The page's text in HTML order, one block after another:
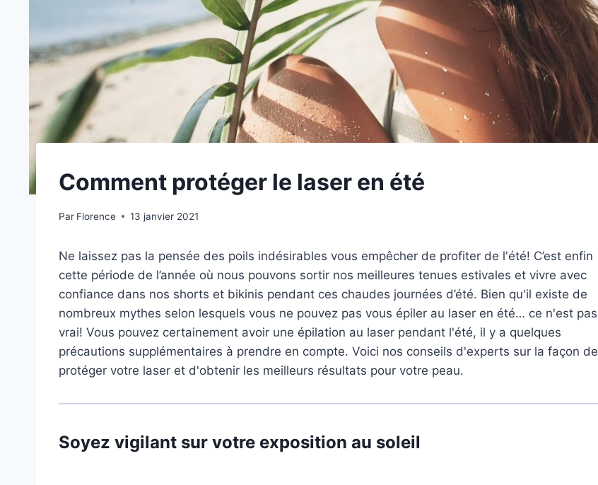
Comment protéger le laser en été
Par Florence 13 janvier 2021
Ne laissez pas la pensée des poils indésirables vous empêcher de profiter de l'été! C’est enfin
cette période de l’année où nous pouvons sortir nos meilleures tenues estivales et vivre avec
confiance dans nos shorts et bikinis pendant ces chaudes journées d’été. Bien qu'il existe de
nombreux mythes selon lesquels vous ne pouvez pas vous épiler au laser en été… ce n'est pas
vrai! Vous pouvez certainement avoir une épilation au laser pendant l'été, il y a quelques
précautions supplémentaires à prendre en compte. Voici nos conseils d'experts sur la façon de
protéger votre laser et d'obtenir les meilleurs résultats pour votre peau.
Soyez vigilant sur votre exposition au soleil